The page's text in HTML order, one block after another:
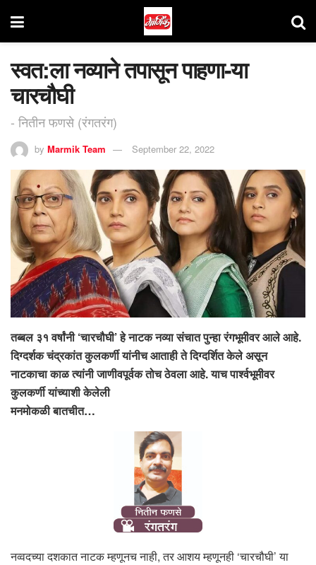
स्वत:ला नव्याने तपासून पाहणा-या
चारचौघी
- नितीन फणसे (रंगतरंग)
by Marmik Team September 22, 2022
तब्बल ३१ वर्षांनी ‘चारचौघी’ हे नाटक नव्या संचात पुन्हा रंगभूमीवर आले आहे.
दिग्दर्शक चंद्रकांत कुलकर्णी यांनीच आताही ते दिग्दर्शित केले असून
नाटकाचा काळ त्यांनी जाणीवपूर्वक तोच ठेवला आहे. याच पार्श्वभूमीवर
कुलकर्णी यांच्याशी केलेली
मनमोकळी बातचीत…
नव्वदच्या दशकात नाटक म्हणूनच नाही, तर आशय म्हणूनही ‘चारचौघी’ या